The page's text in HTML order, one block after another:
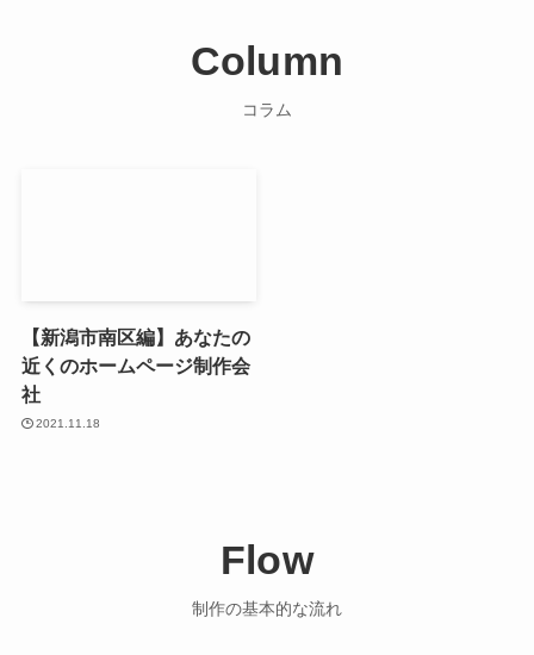
Column
コラム
【新潟市南区編】あなたの
近くのホームページ制作会
社
2021.11.18
Flow
制作の基本的な流れ